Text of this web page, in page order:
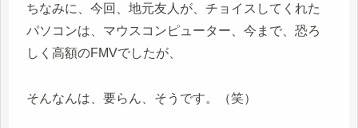
ちなみに、今回、地元友人が、チョイスしてくれた
パソコンは、マウスコンピューター、今まで、恐ろ
しく高額のFMVでしたが、
そんなんは、要らん、そうです。（笑）